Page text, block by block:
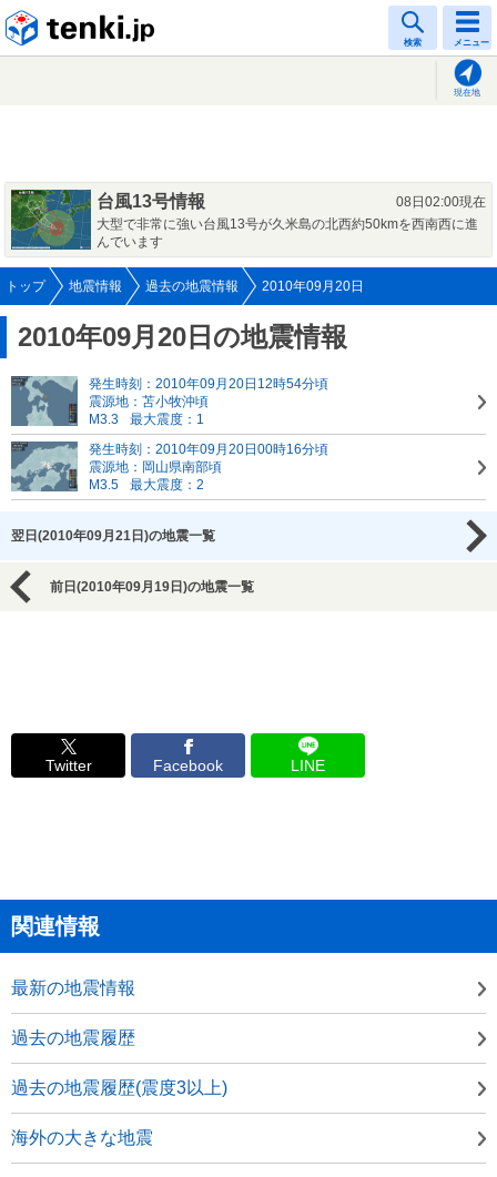
検索 メニュー
現在地
台風13号情報
08日02:00現在
大型で非常に強い台風13号が久米島の北西約50kmを西南西に進
んでいます
トップ 地震情報 過去の地震情報 2010年09月20日
2010年09月20日の地震情報
発生時刻：2010年09月20日12時54分頃
震源地：苫小牧沖頃
M3.3
最大震度：1
発生時刻：2010年09月20日00時16分頃
震源地：岡山県南部頃
M3.5
最大震度：2
翌日(2010年09月21日)の地震一覧
前日(2010年09月19日)の地震一覧
Twitter Facebook LINE
関連情報
最新の地震情報
過去の地震履歴
過去の地震履歴(震度3以上)
海外の大きな地震